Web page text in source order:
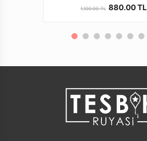
1,100.00 TL 880.00 TL